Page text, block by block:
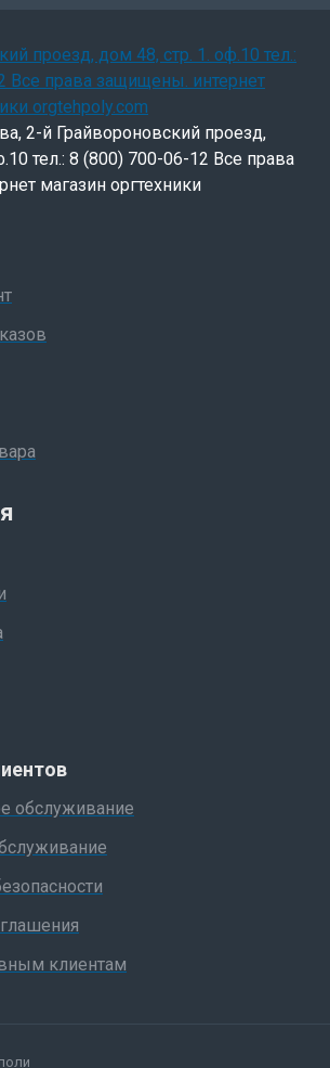
2-й Грайвороновский проезд,
тел.: 8 (800) 700-06-12 Все права
магазин оргтехники
обслуживание
клиентам